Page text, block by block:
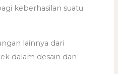
keberhasilan suatu
lainnya dari
dalam desain dan